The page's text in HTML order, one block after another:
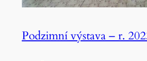
Podzimní výstava – r.